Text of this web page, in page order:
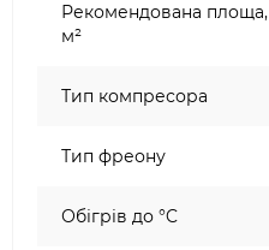
Рекомендована площа,
м²
Тип компресора
Тип фреону
Обігрів до °C